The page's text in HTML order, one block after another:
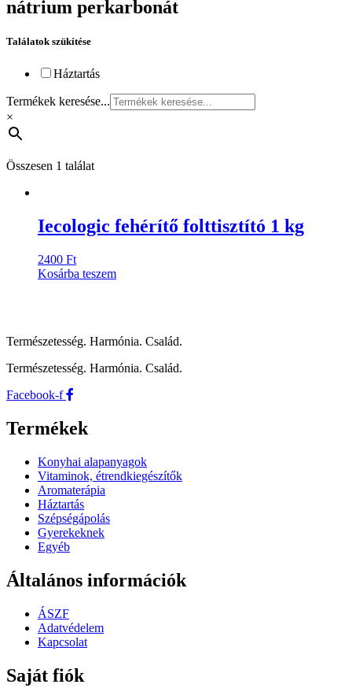
nátrium perkarbonát
Találatok szükítése
Háztartás
Termékek keresése...
×
Összesen 1 találat
Iecologic fehérítő folttisztító 1 kg
2400 Ft
Kosárba teszem
Természetesség. Harmónia. Család.
Természetesség. Harmónia. Család.
Facebook-f
Termékek
Konyhai alapanyagok
Vitaminok, étrendkiegészítők
Aromaterápia
Háztartás
Szépségápolás
Gyerekeknek
Egyéb
Általános információk
ÁSZF
Adatvédelem
Kapcsolat
Saját fiók